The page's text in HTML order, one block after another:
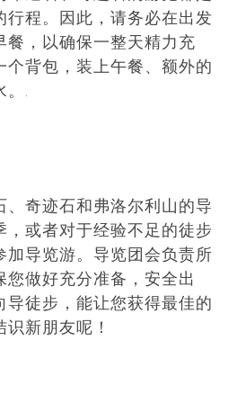
行程。因此，请务必在出发
餐，以确保一整天精力充
个背包，装上午餐、额外的
.
、奇迹石和弗洛尔利山的导
，或者对于经验不足的徒步
加导览游。导览团会负责所
您做好充分准备，安全出
导徒步，能让您获得最佳的
新朋友呢！